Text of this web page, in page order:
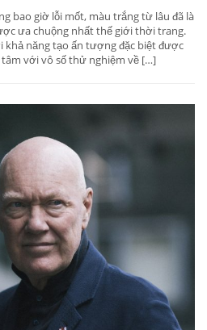
bao giờ lỗi mốt, màu trắng từ lâu đã là
ưa chuộng nhất thế giới thời trang.
khả năng tạo ấn tượng đặc biệt được
với vô số thử nghiệm về […]